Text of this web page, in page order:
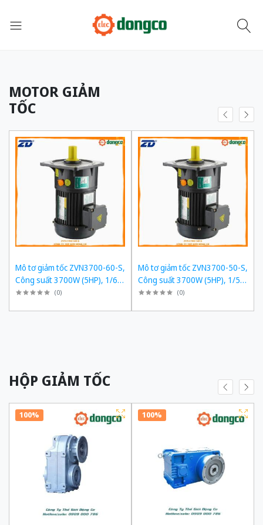
MOTOR GIẢM
TỐC
Mô tơ giảm tốc ZVN3700-60-S,
Công suất 3700W (5HP), 1/60,
Chân đế
(0)
Mô tơ giảm tốc ZVN3700-50-S,
Công suất 3700W (5HP), 1/50,
Chân đế
(0)
HỘP GIẢM TỐC
100% 100%